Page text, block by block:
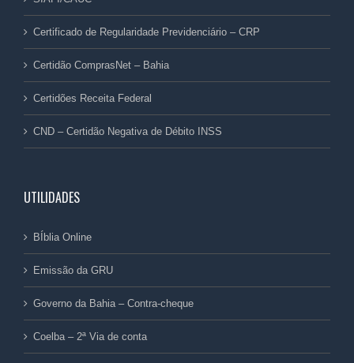
Certificado de Regularidade Previdenciário – CRP
Certidão ComprasNet – Bahia
Certidões Receita Federal
CND – Certidão Negativa de Débito INSS
UTILIDADES
BÍblia Online
Emissão da GRU
Governo da Bahia – Contra-cheque
Coelba – 2ª Via de conta